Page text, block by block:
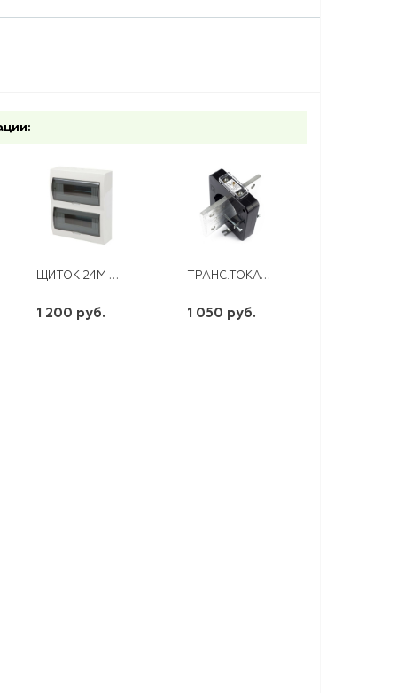
ЩИТОК 24М ЩРН-П-24 ПРОЗРАЧНАЯ ДВЕРЦА LEZARD
1 200 руб.
ТРАНС.ТОКАТ-0,66 200/5 КЛ.Т. 0,5S
1 050 руб.